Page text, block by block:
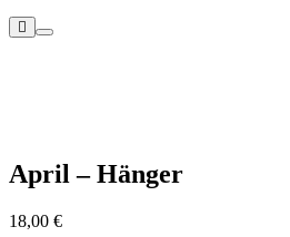
Weitere
Informationen
Hauptmenü
April – Hänger
18,00 €